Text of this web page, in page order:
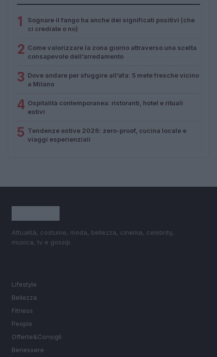
1
Sognare il fango ha anche dei significati positivi (che
ci crediate o no)
2 Come valorizzare la zona giorno attraverso una scelta
consapevole dell’arredamento
3 Dove andare per sfuggire all’afa: 5 mete fresche vicino
a Milano
4 Ospitalità contemporanea: ristoranti, hotel e rituali
estivi
5 Tendenze estive 2026: zero-proof, cucina locale e
viaggi esperienziali
Attualità, costume, moda, bellezza, cinema, celebrity,
musica, tv e gossip.
Lifestyle
Bellezza
Fitness
People
Offerte&Consigli
Benessere